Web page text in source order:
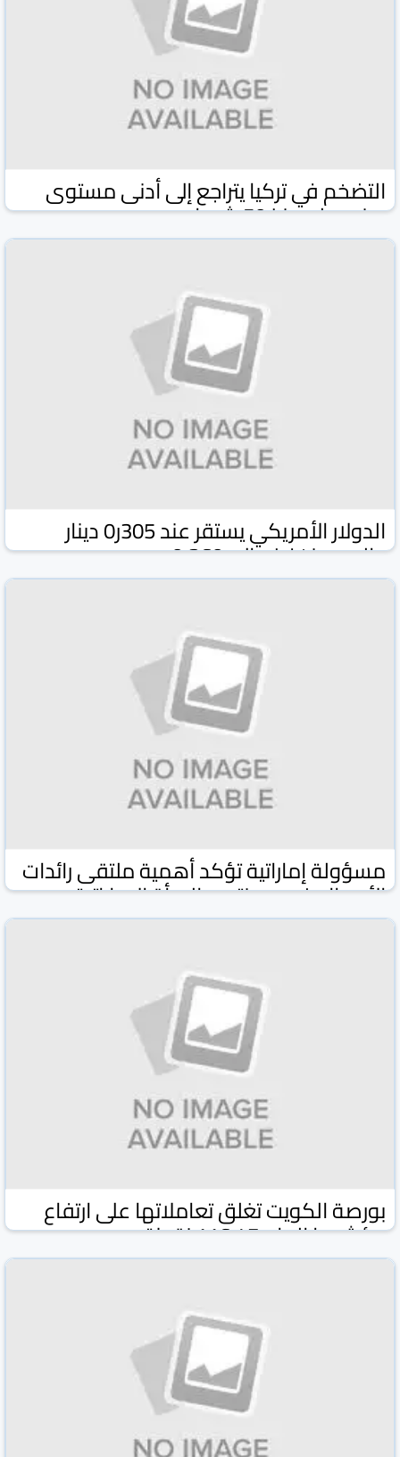
التضخم في تركيا يتراجع إلى أدنى مستوى
سنوي له منذ 50 شهرا
وكالة كونا الكويتية وكالات ومواقع 03 شباط/فبراير 2026
الدولار الأمريكي يستقر عند 305ر0 دينار
واليورو ينخفض إلى 360ر0
وكالة كونا الكويتية وكالات ومواقع 03 شباط/فبراير 2026
مسؤولة إماراتية تؤكد أهمية ملتقى رائدات
الأعمال ضمن منتدى المرأة الإماراتية
والكويتية
بورصة الكويت تغلق تعاملاتها على ارتفاع
مؤشرها العام 47ر116 نقطة
وكالة كونا الكويتية وكالات ومواقع 03 شباط/فبراير 2026